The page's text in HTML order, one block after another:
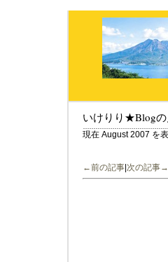
いけりり★Blog
現在 August 2007 を
←前の記事 次の記事→